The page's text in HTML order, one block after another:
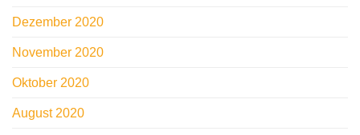
Dezember 2020
November 2020
Oktober 2020
August 2020